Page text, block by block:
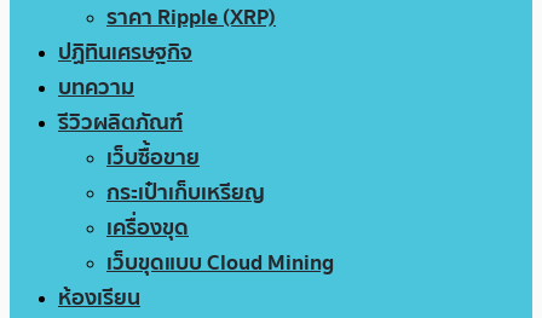
ราคา Ripple (XRP)
ปฏิทินเศรษฐกิจ
บทความ
รีวิวผลิตภัณฑ์
เว็บซื้อขาย
กระเป๋าเก็บเหรียญ
เครื่องขุด
เว็บขุดแบบ Cloud Mining
ห้องเรียน